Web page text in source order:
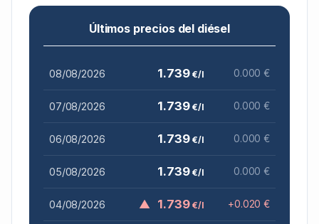
Últimos precios del diésel
08/08/2026 1.739€/l 0.000 €
07/08/2026 1.739€/l 0.000 €
06/08/2026 1.739€/l 0.000 €
05/08/2026 1.739€/l 0.000 €
04/08/2026 ▲ 1.739€/l +0.020 €